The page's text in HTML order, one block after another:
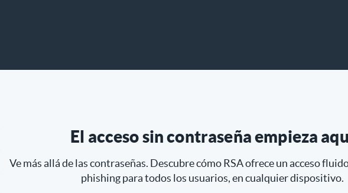
El acceso sin contraseña empieza
Ve más allá de las contraseñas. Descubre cómo RSA ofrece un acceso
phishing para todos los usuarios, en cualquier dispositivo.